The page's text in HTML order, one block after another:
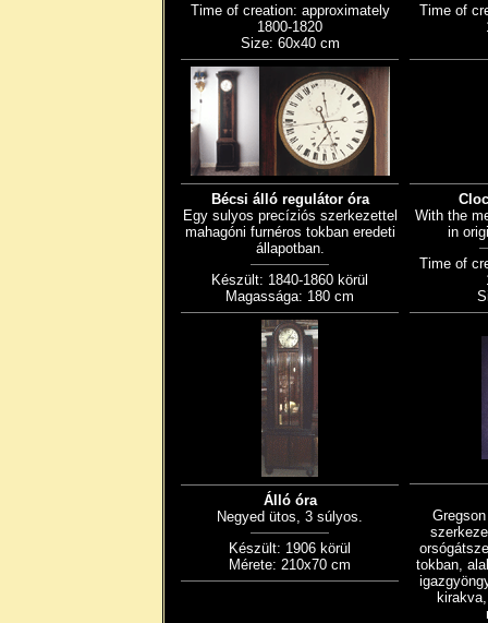
Time of creation: approximately
1800-1820
Size: 60x40 cm
Bécsi álló regulátor óra
Egy sulyos precíziós szerkezettel
mahagóni furnéros tokban eredeti
állapotban.
Készült: 1840-1860 körül
Magassága: 180 cm
Álló óra
Negyed ütos, 3 súlyos.
Készült: 1906 körül
Mérete: 210x70 cm
Time of
With the
in
Time of
tokban,